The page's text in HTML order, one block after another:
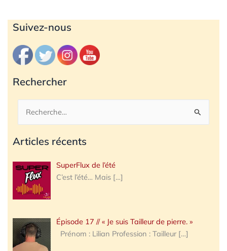
Suivez-nous
Rechercher
Rechercher :
Articles récents
SuperFlux de l’été
C’est l’été… Mais […]
Épisode 17 // « Je suis Tailleur de pierre. »
Prénom : Lilian Profession : Tailleur […]
Archives